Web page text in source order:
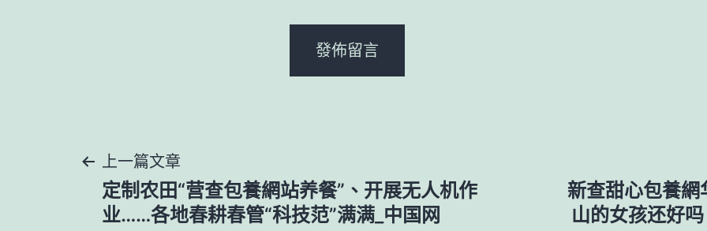
文
章
上一篇文章
定制农田“营查包養網站养餐”、开展无人机作
业……各地春耕春管“科技范”满满_中国网
新查甜心包養
山的女孩还好